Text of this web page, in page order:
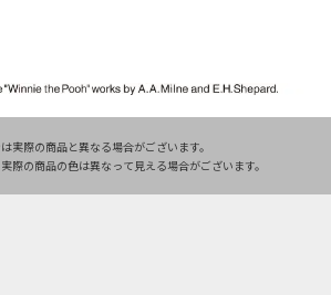
実際の商品と異なる場合がございます。
際の商品の色は異なって見える場合がございます。